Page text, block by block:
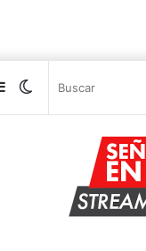
Switch
Sidebar